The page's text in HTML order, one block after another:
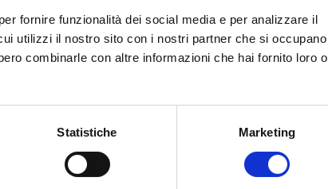
fornire funzionalità dei social media e per analizzare il
utilizzi il nostro sito con i nostri partner che si occupano
combinarle con altre informazioni che hai fornito loro o
Statistiche Marketing